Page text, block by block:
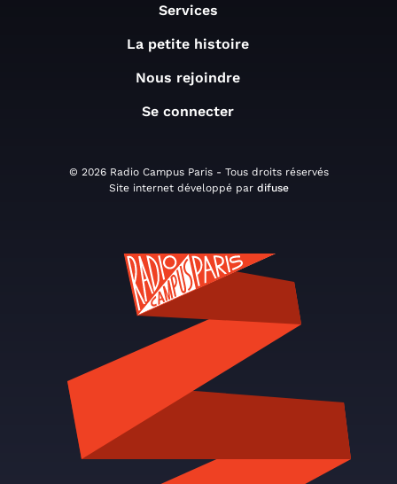
Services
La petite histoire
Nous rejoindre
Se connecter
© 2026 Radio Campus Paris - Tous droits réservés
Site internet développé par difuse